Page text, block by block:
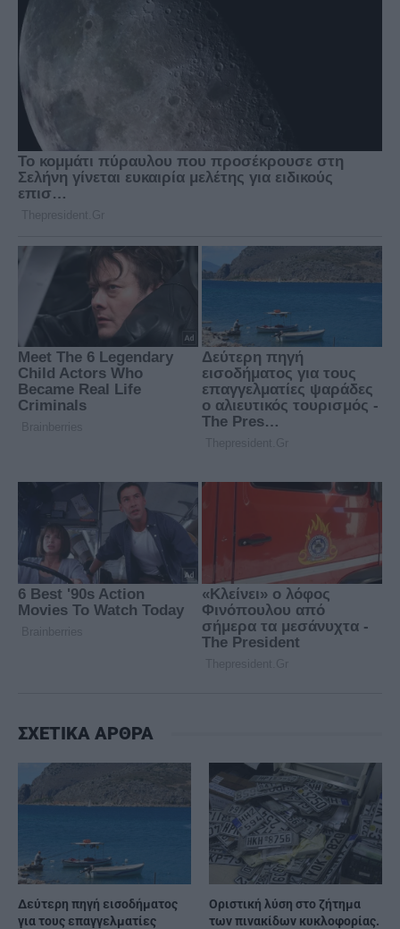
ΣΧΕΤΙΚΑ ΑΡΘΡΑ
Δεύτερη πηγή εισοδήματος
για τους επαγγελματίες
Οριστική λύση στο ζήτημα
των πινακίδων κυκλοφορίας.